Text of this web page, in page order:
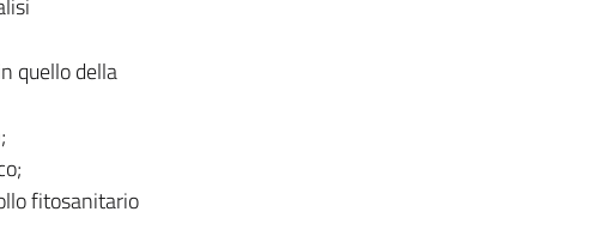
quello della
fitosanitario